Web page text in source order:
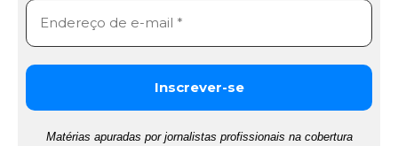
Matérias apuradas por jornalistas profissionais na cobertura